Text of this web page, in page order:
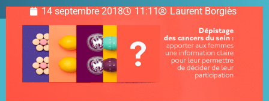
14 septembre 2018 11:11 Laurent Borgiès